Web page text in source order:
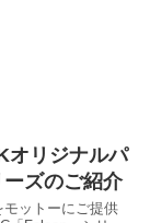
オリジナルパ
ズのご紹介
モットーにご提供